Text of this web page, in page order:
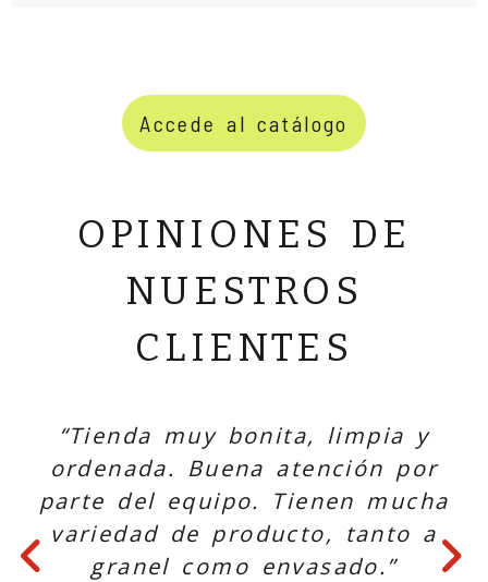
Accede al catálogo
OPINIONES DE
NUESTROS
CLIENTES
“Tienda muy bonita, limpia y
ordenada. Buena atención por
parte del equipo. Tienen mucha
variedad de producto, tanto a
granel como envasado.”